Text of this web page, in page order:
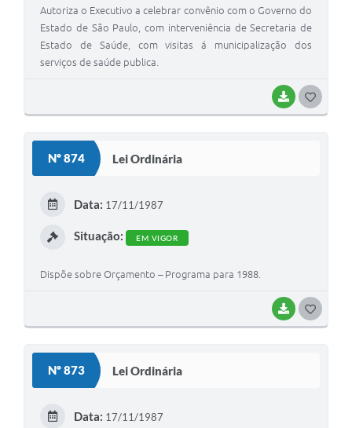
BAIXAR
Autoriza o Executivo a celebrar convênio com o Governo do
Estado de São Paulo, com interveniência de Secretaria de
Estado de Saúde, com visitas á municipalização dos
serviços de saúde publica.
Nº 874 Lei Ordinária
BAIXAR
Data: 17/11/1987
Situação: EM VIGOR
Dispõe sobre Orçamento – Programa para 1988.
Nº 873 Lei Ordinária
Data: 17/11/1987